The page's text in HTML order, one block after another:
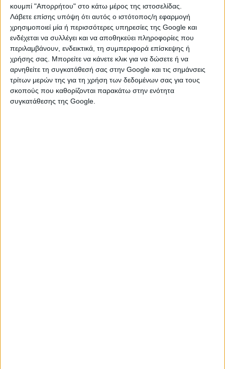
κουμπί "Απορρήτου" στο κάτω μέρος της ιστοσελίδας.
Λάβετε επίσης υπόψη ότι αυτός ο ιστότοπος/η εφαρμογή
χρησιμοποιεί μία ή περισσότερες υπηρεσίες της Google και
ενδέχεται να συλλέγει και να αποθηκεύει πληροφορίες που
περιλαμβάνουν, ενδεικτικά, τη συμπεριφορά επίσκεψης ή
χρήσης σας. Μπορείτε να κάνετε κλικ για να δώσετε ή να
αρνηθείτε τη συγκατάθεσή σας στην Google και τις σημάνσεις
τρίτων μερών της για τη χρήση των δεδομένων σας για τους
σκοπούς που καθορίζονται παρακάτω στην ενότητα
συγκατάθεσης της Google.
ΚΑΤΗΓΟΡΙΕΣ
ΠΡΟΣΩΠΙΚΗΣ ΦΡΟΝΤΙΔΑΣ
Διάφορα Προσωπικής Φροντίδας